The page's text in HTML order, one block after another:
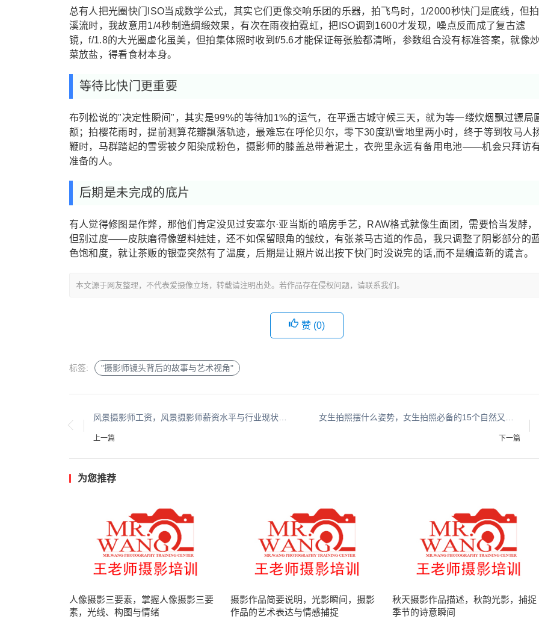
总有人把光圈快门ISO当成数学公式，其实它们更像交响乐团的乐器，拍飞鸟时，1/2000秒快门是底线，但拍
溪流时，我故意用1/4秒制造绸缎效果，有次在雨夜拍霓虹，把ISO调到1600才发现，噪点反而成了复古滤
镜，f/1.8的大光圈虚化虽美，但拍集体照时收到f/5.6才能保证每张脸都清晰，参数组合没有标准答案，就像炒
菜放盐，得看食材本身。
等待比快门更重要
布列松说的"决定性瞬间"，其实是99%的等待加1%的运气，在平遥古城守候三天，就为等一缕炊烟飘过镖局
额；拍樱花雨时，提前测算花瓣飘落轨迹，最难忘在呼伦贝尔，零下30度趴雪地里两小时，终于等到牧马人
鞭时，马群踏起的雪雾被夕阳染成粉色，摄影师的膝盖总带着泥土，衣兜里永远有备用电池——机会只拜访
准备的人。
后期是未完成的底片
有人觉得修图是作弊，那他们肯定没见过安塞尔·亚当斯的暗房手艺，RAW格式就像生面团，需要恰当发酵，
但别过度——皮肤磨得像塑料娃娃，还不如保留眼角的皱纹，有张茶马古道的作品，我只调整了阴影部分的
色饱和度，就让茶贩的银壶突然有了温度，后期是让照片说出按下快门时没说完的话,而不是编造新的谎言。
本文源于网友整理，不代表爱摄像立场，转载请注明出处。若作品存在侵权问题，请联系我们。
赞 (0)
标签: "摄影师镜头背后的故事与艺术视角"
风景摄影师工资，风景摄影师薪资水平与行业现状分析
上一篇 下一篇
为您推荐
人像摄影三要素，掌握人像摄影三要
素，光线、构图与情绪
摄影作品简要说明，光影瞬间，摄影
作品的艺术表达与情感捕捉
秋天摄影作品描述，秋韵光影，捕捉
季节的诗意瞬间